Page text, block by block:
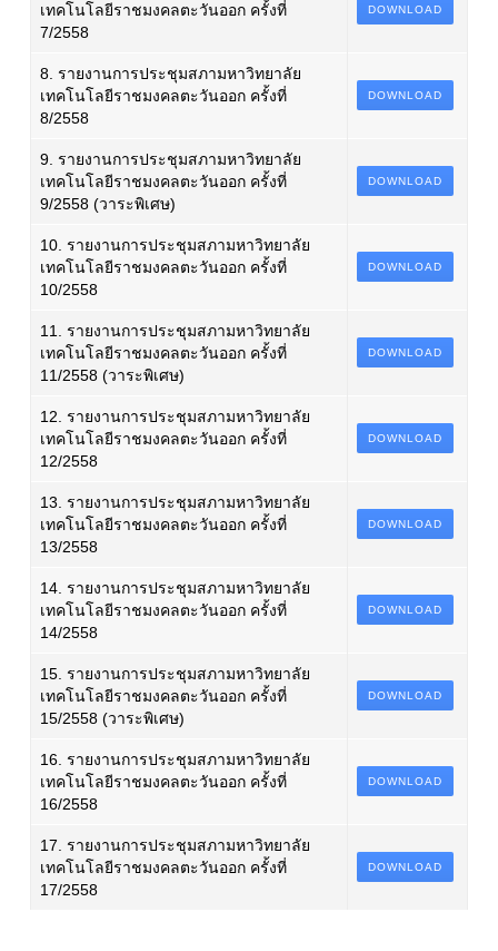
เทคโนโลยีราชมงคลตะวันออก ครั้งที่
7/2558
DOWNLOAD
8. รายงานการประชุมสภามหาวิทยาลัย
เทคโนโลยีราชมงคลตะวันออก ครั้งที่
8/2558
DOWNLOAD
9. รายงานการประชุมสภามหาวิทยาลัย
เทคโนโลยีราชมงคลตะวันออก ครั้งที่
9/2558 (วาระพิเศษ)
DOWNLOAD
10. รายงานการประชุมสภามหาวิทยาลัย
เทคโนโลยีราชมงคลตะวันออก ครั้งที่
10/2558
DOWNLOAD
11. รายงานการประชุมสภามหาวิทยาลัย
เทคโนโลยีราชมงคลตะวันออก ครั้งที่
11/2558 (วาระพิเศษ)
DOWNLOAD
12. รายงานการประชุมสภามหาวิทยาลัย
เทคโนโลยีราชมงคลตะวันออก ครั้งที่
12/2558
DOWNLOAD
13. รายงานการประชุมสภามหาวิทยาลัย
เทคโนโลยีราชมงคลตะวันออก ครั้งที่
13/2558
DOWNLOAD
14. รายงานการประชุมสภามหาวิทยาลัย
เทคโนโลยีราชมงคลตะวันออก ครั้งที่
14/2558
DOWNLOAD
15. รายงานการประชุมสภามหาวิทยาลัย
เทคโนโลยีราชมงคลตะวันออก ครั้งที่
15/2558 (วาระพิเศษ)
DOWNLOAD
16. รายงานการประชุมสภามหาวิทยาลัย
เทคโนโลยีราชมงคลตะวันออก ครั้งที่
16/2558
DOWNLOAD
17. รายงานการประชุมสภามหาวิทยาลัย
เทคโนโลยีราชมงคลตะวันออก ครั้งที่
17/2558
DOWNLOAD